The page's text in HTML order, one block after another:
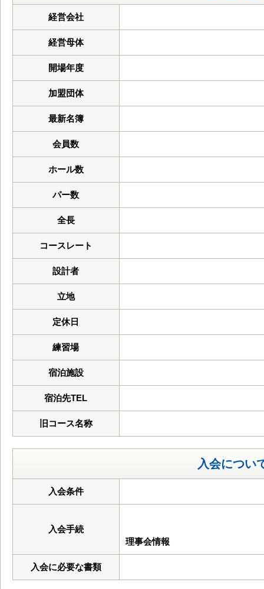
経営会社
経営母体
開場年度
加盟団体
最新名簿
会員数
ホール数
パー数
全長
コースレート
設計者
立地
定休日
練習場
宿泊施設
宿泊先TEL
旧コース名称
入会につい
入会条件
入会手続
理事会情報
入会に必要な書類